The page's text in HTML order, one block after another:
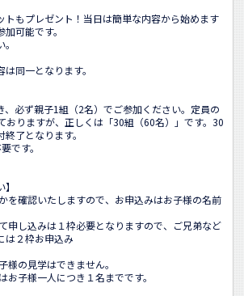
トもプレゼント！当日は簡単な内容から始めます
可能です。
同一となります。
必ず親子1組（2名）でご参加ください。定員の
おりますが、正しくは「30組（60名）」です。30
了となります。
です。
を確認いたしますので、お申込みはお子様の名前
申し込みは１枠必要となりますので、ご兄弟など
は２枠お申込み
様の見学はできません。
子様一人につき１名までです。